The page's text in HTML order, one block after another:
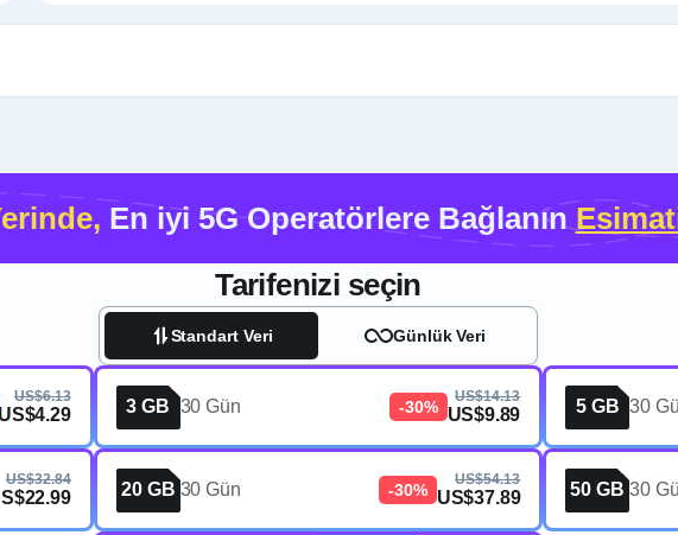
En iyi 5G Operatörlere Bağlanın
Tarifenizi seçin
Standart Veri Günlük Veri
US$6.13 3 GB 30 Gün -30%
US$14.13
US$9.89 5 GB 30
US$32.84 20 GB 30 Gün -30%
US$54.13
US$37.89 50 GB 30